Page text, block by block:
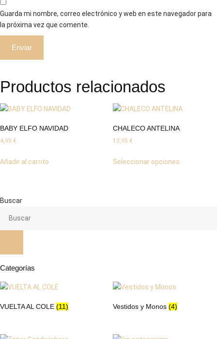
Guarda mi nombre, correo electrónico y web en este navegador para
la próxima vez que comente.
Productos relacionados
BABY ELFO NAVIDAD
4,95 €
Añadir al carrito
CHALECO ANTELINA
13,95 €
Seleccionar opcionesproducto
Buscar
Categorías
VUELTA AL COLE (11) Vestidos y Monos (4)